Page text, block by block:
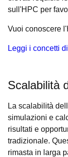
sull'HPC per
Vuoi conoscere
Leggi i concetti
Scalabilità
La scalabilità
simulazioni e
risultati e
tradizionale.
rimasta in larga